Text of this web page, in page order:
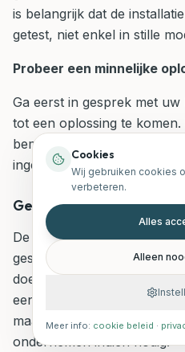
is belangrijk dat de
getest, niet enkel in stille
Probeer een minnelijke
Ga eerst in gesprek met
tot een oplossing te
bemiddelaar of het
ingeschakeld.
Gedetailleerde stappen
De aanpak van
gestructureerde en vaak
doel is om de hinder te
een langdurige en kostbare
maar mét de mogelijkheid
ondernemen indien nodig.
Cookies
Wij gebruiken cookies
verbeteren.
Alles
Alleen
Meer info: cookie beleid ·